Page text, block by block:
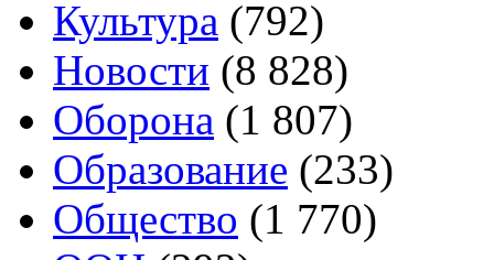
Культура (792)
Новости (8 828)
Оборона (1 807)
Образование (233)
Общество (1 770)